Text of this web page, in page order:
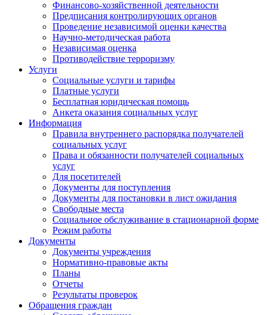
Финансово-хозяйственной деятельности
Предписания контролирующих органов
Проведение независимой оценки качества
Научно-методическая работа
Независимая оценка
Противодействие терроризму
Услуги
Социальные услуги и тарифы
Платные услуги
Бесплатная юридическая помощь
Анкета оказания социальных услуг
Информация
Правила внутреннего распорядка получателей
социальных услуг
Права и обязанности получателей социальных
услуг
Для посетителей
Документы для поступления
Документы для постановки в лист ожидания
Свободные места
Социальное обслуживание в стационарной форме
Режим работы
Документы
Документы учреждения
Нормативно-правовые акты
Планы
Отчеты
Результаты проверок
Обращения граждан